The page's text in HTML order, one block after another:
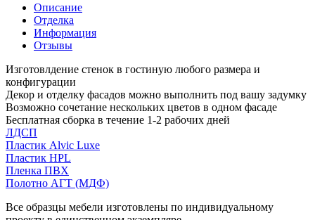
Описание
Отделка
Информация
Отзывы
Изготовлдение стенок в гостиную любого размера и
конфигурации
Декор и отделку фасадов можно выполнить под вашу задумку
Возможно сочетание нескольких цветов в одном фасаде
Бесплатная сборка в течение 1-2 рабочих дней
ЛДСП
Пластик Alvic Luxe
Пластик HPL
Пленка ПВХ
Полотно АГТ (МДФ)
Все образцы мебели изготовлены по индивидуальному